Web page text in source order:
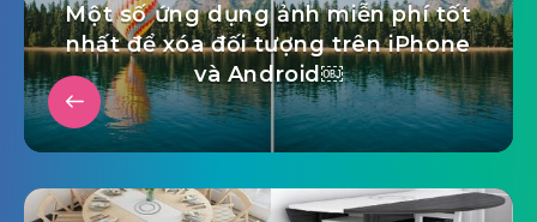
Một số ứng dụng ảnh miễn phí tốt
nhất để xóa đối tượng trên iPhone
và Android￼